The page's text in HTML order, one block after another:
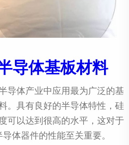
导体基板材料
导体产业中应用最为广泛的基
。具有良好的半导体特性，硅
可以达到很高的水平，这对于
导体器件的性能至关重要。